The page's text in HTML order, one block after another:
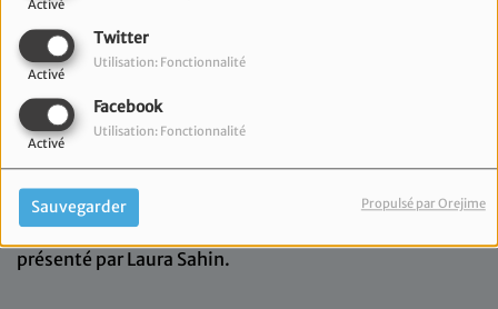
Activé
Twitter
Activé
Utilisation: Fonctionnalité
Facebook
Activé
Utilisation: Fonctionnalité
Sauvegarder Propulsé par Orejime
19 décembre 2023
Retrouvez votre Flash Info sur l'actualité locale
présenté par Laura Sahin.